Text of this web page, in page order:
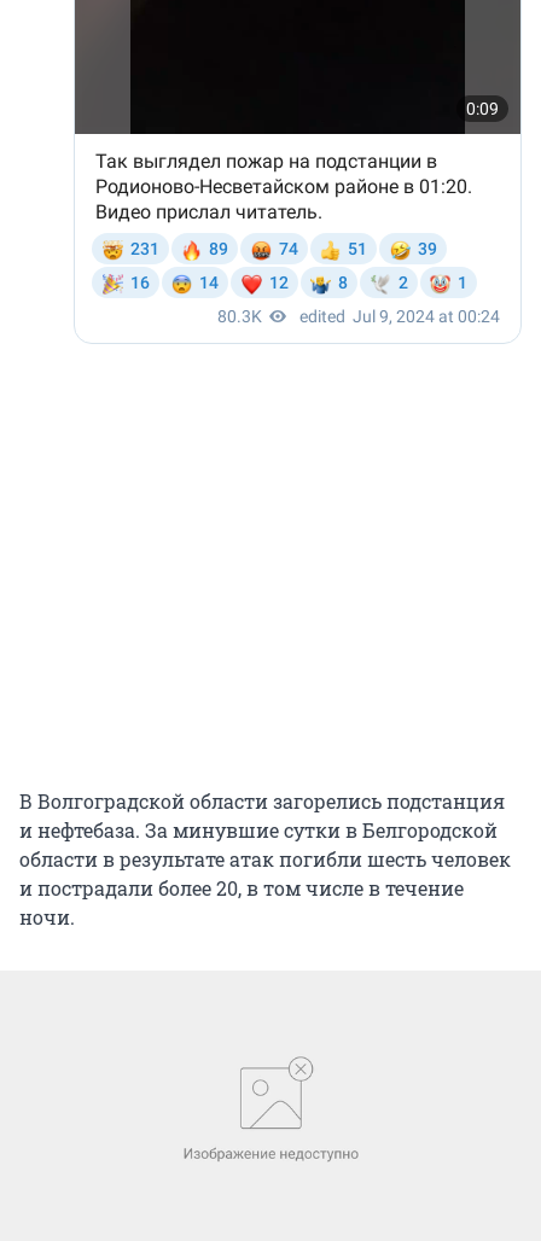
В Волгоградской области загорелись подстанция
и нефтебаза. За минувшие сутки в Белгородской
области в результате атак погибли шесть человек
и пострадали более 20, в том числе в течение
ночи.